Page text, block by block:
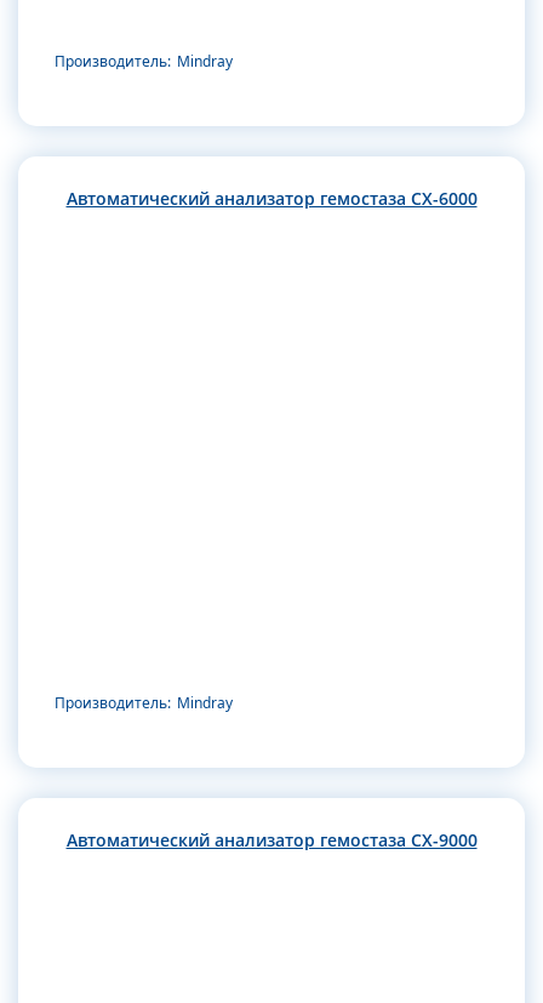
Производитель: Mindray
Автоматический анализатор гемостаза CX-6000
Производитель: Mindray
Автоматический анализатор гемостаза CX-9000